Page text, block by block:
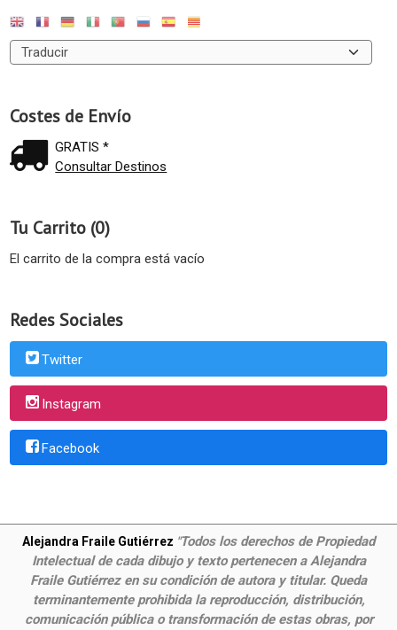
Costes de Envío
GRATIS *
Consultar Destinos
Tu Carrito (0)
El carrito de la compra está vacío
Redes Sociales
Twitter
Instagram
Facebook
Alejandra Fraile Gutiérrez "Todos los derechos de Propiedad
Intelectual de cada dibujo y texto pertenecen a Alejandra
Fraile Gutiérrez en su condición de autora y titular. Queda
terminantemente prohibida la reproducción, distribución,
comunicación pública o transformación de estas obras, por